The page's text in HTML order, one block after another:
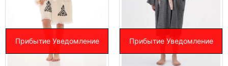
Прибытие Уведомление Прибытие Уведомление